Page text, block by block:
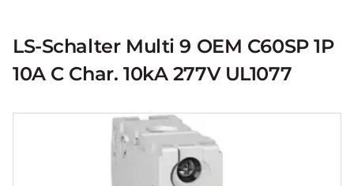
LS-Schalter Multi 9 OEM C60SP 1P
10A C Char. 10kA 277V UL1077